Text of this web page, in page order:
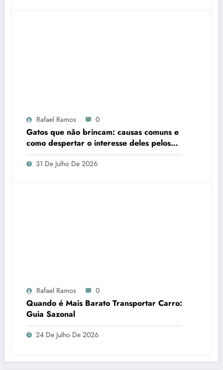
Rafael Ramos 0
Gatos que não brincam: causas comuns e
como despertar o interesse deles pelos
brinquedos
31 De Julho De 2026
Rafael Ramos 0
Quando é Mais Barato Transportar Carro:
Guia Sazonal
24 De Julho De 2026